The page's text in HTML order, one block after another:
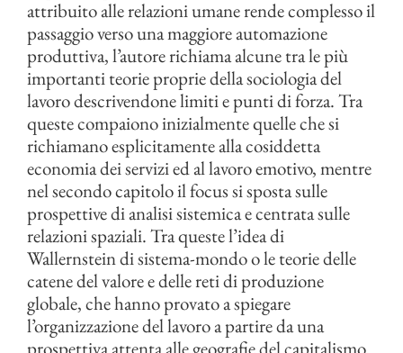
attribuito alle relazioni umane rende complesso il
passaggio verso una maggiore automazione
produttiva, l’autore richiama alcune tra le più
importanti teorie proprie della sociologia del
lavoro descrivendone limiti e punti di forza. Tra
queste compaiono inizialmente quelle che si
richiamano esplicitamente alla cosiddetta
economia dei servizi ed al lavoro emotivo, mentre
nel secondo capitolo il focus si sposta sulle
prospettive di analisi sistemica e centrata sulle
relazioni spaziali. Tra queste l’idea di
Wallernstein di sistema-mondo o le teorie delle
catene del valore e delle reti di produzione
globale, che hanno provato a spiegare
l’organizzazione del lavoro a partire da una